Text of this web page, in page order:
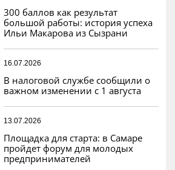
300 баллов как результат
большой работы: история успеха
Ильи Макарова из Сызрани
16.07.2026
В налоговой службе сообщили о
важном изменении с 1 августа
13.07.2026
Площадка для старта: в Самаре
пройдет форум для молодых
предпринимателей